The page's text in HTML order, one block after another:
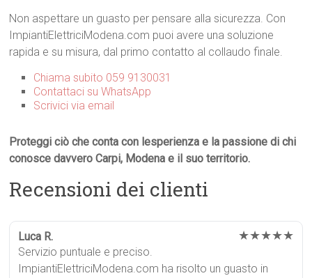
Non aspettare un guasto per pensare alla sicurezza. Con
ImpiantiElettriciModena.com puoi avere una soluzione
rapida e su misura, dal primo contatto al collaudo finale.
Chiama subito 059 9130031
Contattaci su WhatsApp
Scrivici via email
Proteggi ciò che conta con lesperienza e la passione di chi
conosce davvero Carpi, Modena e il suo territorio.
Recensioni dei clienti
Luca R. ★★★★★
Servizio puntuale e preciso.
ImpiantiElettriciModena.com ha risolto un guasto in